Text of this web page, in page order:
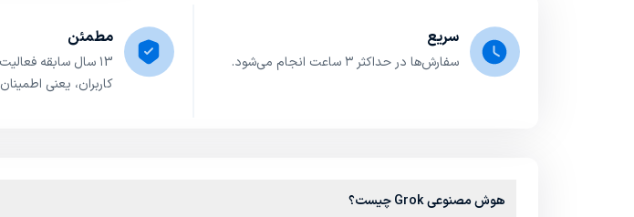
سریع
سفارش‌ها در حداکثر ۳ ساعت انجام می‌شود.
مطمئن
۱3 سال سابقه
کاربران، یعنی
هوش مصنوعی Grok چیست؟